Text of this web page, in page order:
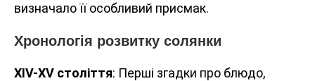
визначало її особливий присмак.
Хронологія розвитку солянки
XIV-XV століття: Перші згадки про блюдо,